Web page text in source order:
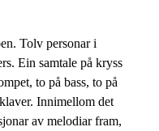
Tolv personar i
Ein samtale på kryss
to på bass, to på
Innimellom det
av melodiar fram,